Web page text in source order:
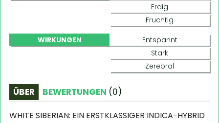
Erdig
Fruchtig
WIRKUNGEN
Entspannt
Stark
Zerebral
ÜBER BEWERTUNGEN (0)
WHITE SIBERIAN: EIN ERSTKLASSIGER INDICA-HYBRID